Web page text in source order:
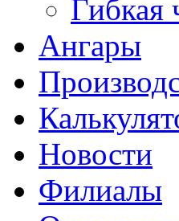
Гибкая
Ангары
Новости
Филиалы